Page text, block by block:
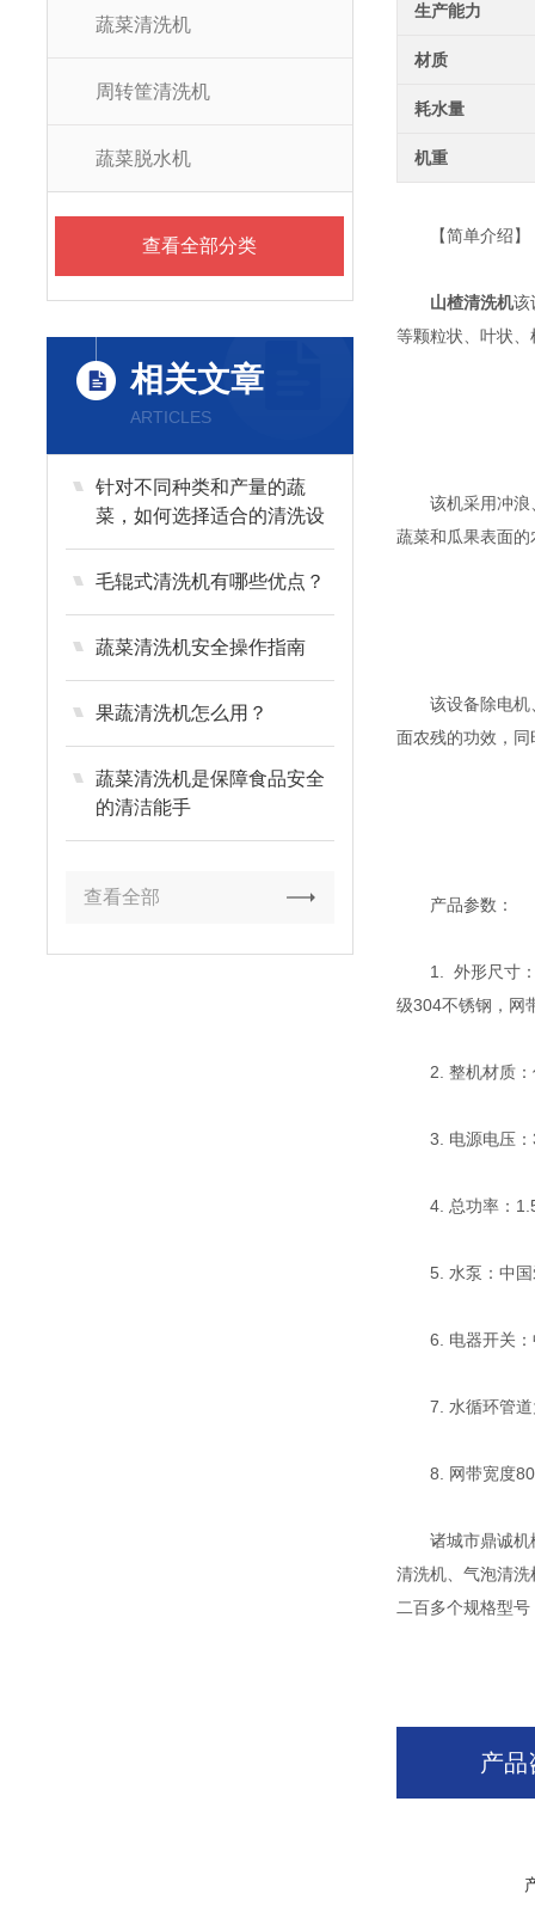
蔬菜清洗机
周转筐清洗机
蔬菜脱水机
查看全部分类
相关文章
ARTICLES
针对不同种类和产量的蔬
菜，如何选择适合的清洗设
备？
毛辊式清洗机有哪些优点？
蔬菜清洗机安全操作指南
果蔬清洗机怎么用？
蔬菜清洗机是保障食品安全
的清洁能手
查看全部
生产能力
材质
耗水量
机重
【简单介绍】
山楂清洗机该
等颗粒状、叶状
该机采用冲浪、
蔬菜和瓜果表面
该设备除电机、
面农残的功效，
产品参数：
1. 外形尺寸：
级304不锈钢，网
2. 整机材质：
3. 电源电压：
4. 总功率：
5. 水泵：中国
6. 电器开关：
7. 水循环管道
8. 网带宽度
诸城市鼎诚机械
清洗机、气泡清
二百多个规格型
产品